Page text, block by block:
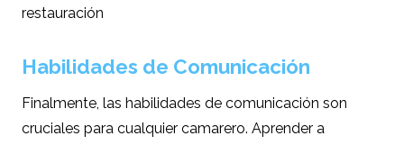
restauración
Habilidades de Comunicación
Finalmente, las habilidades de comunicación son
cruciales para cualquier camarero. Aprender a